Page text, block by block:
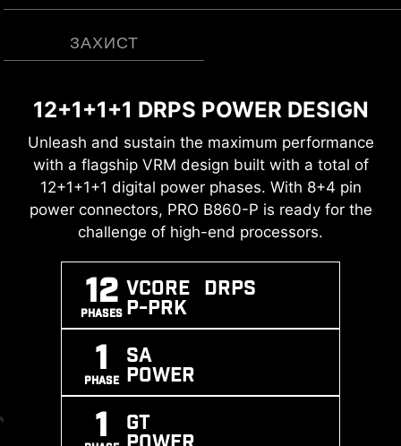
ЕЛЕКТРОСТАТИЧНИЙ
ЗАХИСТ
ЗАХИСТ
12+1+1+1 DRPS POWER DESIGN
Unleash and sustain the maximum performance
with a flagship VRM design built with a total of
12+1+1+1 digital power phases. With 8+4 pin
power connectors, PRO B860-P is ready for the
challenge of high-end processors.
12
PHASES
Vcore DRPS
P-PRK
1
PHASE
SA
POWER
1 GT
DDR5 MEMORY SUPPORT WITH
HIGH PERFORMANCE
A huge step of DDR performance enhancement
with the latest DDR5 memory. Combines with
dedicated SMT welding process and MSI
Memory Boost technology, PRO B860-P WIFI is
ready to deliver the world class memory
performance.
SUPPORT
СТАБІЛІЗАЦІЯ ПІКІВ НАПРУГИ
Стабілізатори пікової напруги (TVS) - це
компоненти, що використовуються для
захисту від перенапруги. Всі моделі
материнських плат MSI оснащені TVS. Коли
напруга аномально зростає, TVS
низькоомний, відводячи надлишкову напругу
на землю. Це допомагає запобігти
пошкодженню мікросхем.